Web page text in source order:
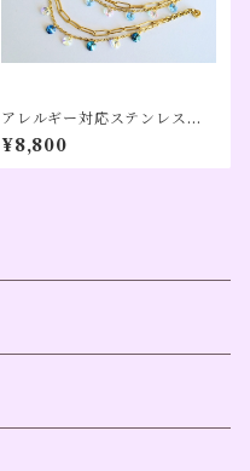
アレルギー対応ステンレス製
マグネットブレス、ライトブ
ルー、ブルー、ピンク【shim
mer drops】ゴールドカラー
¥8,800